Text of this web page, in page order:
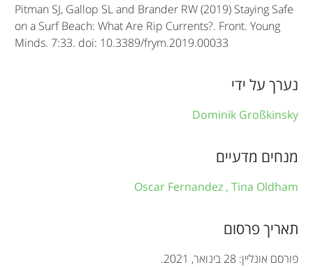
n
o
r
t
i
Pitman SJ, Gallop SL and Brander RW (2019) Staying Safe
on a Surf Beach: What Are Rip Currents?. Front. Young
Minds. 7:33. doi: 10.3389/frym.2019.00033
נערך על ידי
Dominik Großkinsky
מנחים מדעיים
Oscar Fernandez , Tina Oldham
תאריך פרסום
פורסם אונליין: 28 בינואר, 2021.